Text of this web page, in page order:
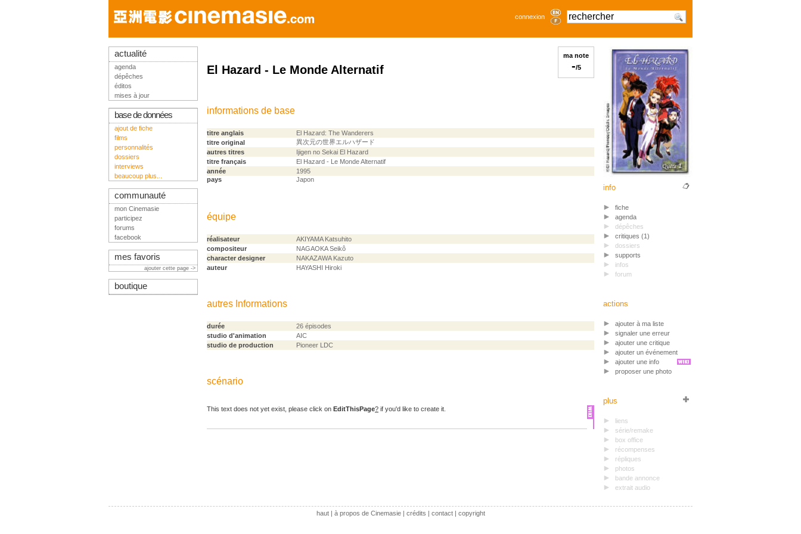
connexion
ma note
-/5
El Hazard - Le Monde Alternatif
informations de base
titre anglais
El Hazard: The Wanderers
titre original
異次元の世界エルハザード
autres titres
Ijigen no Sekai El Hazard
titre français
El Hazard - Le Monde Alternatif
année
1995
pays
Japon
équipe
réalisateur
AKIYAMA Katsuhito
compositeur
NAGAOKA Seikô
character designer
NAKAZAWA Kazuto
auteur
HAYASHI Hiroki
autres Informations
durée
26 épisodes
studio d'animation
AIC
studio de production
Pioneer LDC
scénario
This text does not yet exist, please click on EditThisPage? if you'd like to create it.
info
fiche
agenda
dépêches
critiques (1)
dossiers
supports
infos
forum
actions
ajouter à ma liste
signaler une erreur
ajouter une critique
ajouter un événement
ajouter une info
proposer une photo
plus
liens
série/remake
box office
récompenses
répliques
photos
bande annonce
extrait audio
actualité
agenda
dépêches
éditos
mises à jour
base de données
ajout de fiche
films
personnalités
dossiers
interviews
beaucoup plus...
communauté
mon Cinemasie
participez
forums
facebook
mes favoris
ajouter cette page ->
boutique
haut| à propos de Cinemasie| crédits contact| copyright